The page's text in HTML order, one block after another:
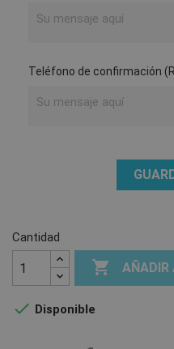
Teléfono de confirmación
Cantidad
 AÑADIR
 Disponible